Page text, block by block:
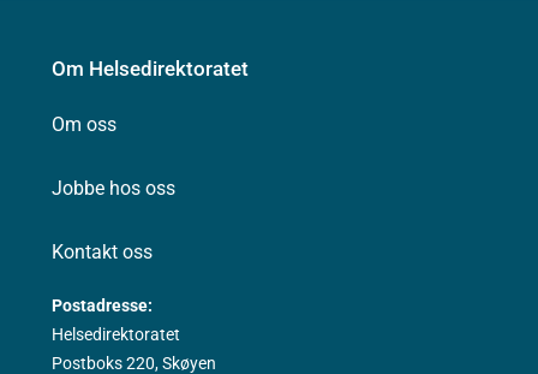
Om Helsedirektoratet
Om oss
Jobbe hos oss
Kontakt oss
Postadresse:
Helsedirektoratet
Postboks 220, Skøyen